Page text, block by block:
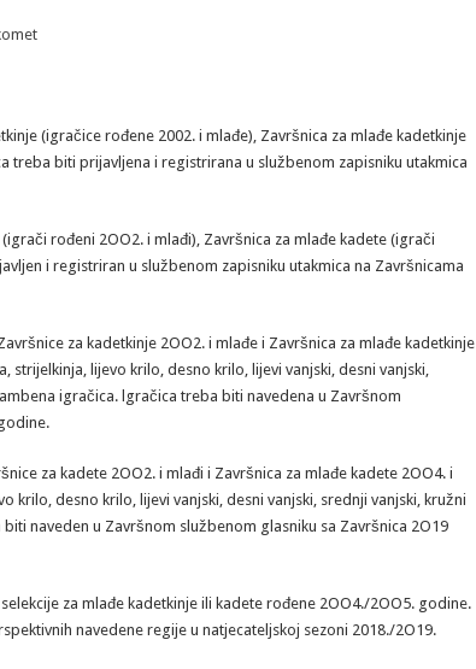
(igračice rođene 2002. i mlađe), Završnica za mlađe kadetkinje
treba biti prijavljena i registrirana u službenom zapisniku utakmica
rođeni 2OO2. i mlađi), Završnica za mlađe kadete (igrači
i registriran u službenom zapisniku utakmica na Završnicama
za kadetkinje 2OO2. i mlađe i Završnica za mlađe kadetkinje
strijelkinja, lijevo krilo, desno krilo, lijevi vanjski, desni vanjski,
igračica. lgračica treba biti navedena u Završnom
za kadete 2OO2. i mlađi i Završnica za mlađe kadete 2OO4. i
krilo, desno krilo, lijevi vanjski, desni vanjski, srednji vanjski, kružni
naveden u Završnom službenom glasniku sa Završnica 2O19
za mlađe kadetkinje ili kadete rođene 2OO4./2OO5. godine.
navedene regije u natjecateljskoj sezoni 2018./2O19.